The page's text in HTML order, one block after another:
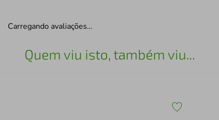
Carregando avaliações…
Quem viu isto, também viu...